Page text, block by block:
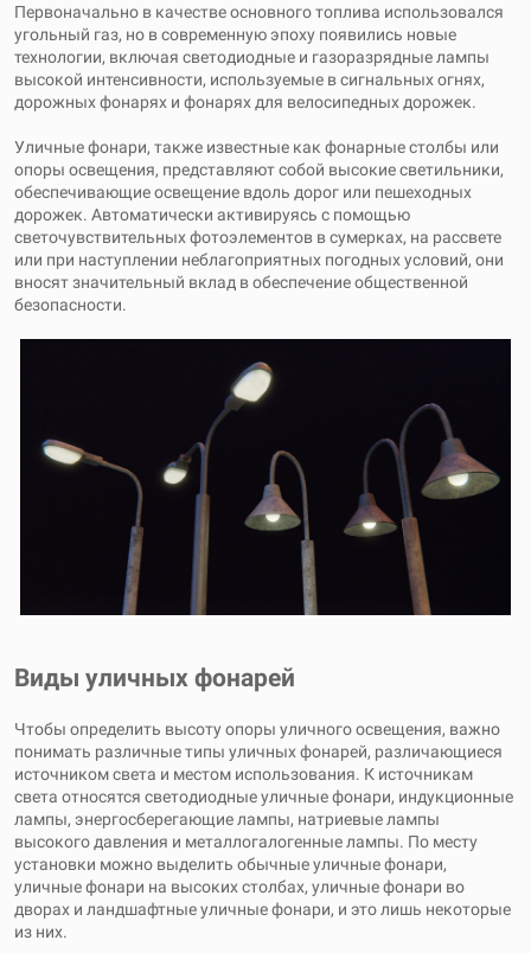
Первоначально в качестве основного топлива использовался
угольный газ, но в современную эпоху появились новые
технологии, включая светодиодные и газоразрядные лампы
высокой интенсивности, используемые в сигнальных огнях,
дорожных фонарях и фонарях для велосипедных дорожек.
Уличные фонари, также известные как фонарные столбы или
опоры освещения, представляют собой высокие светильники,
обеспечивающие освещение вдоль дорог или пешеходных
дорожек. Автоматически активируясь с помощью
светочувствительных фотоэлементов в сумерках, на рассвете
или при наступлении неблагоприятных погодных условий, они
вносят значительный вклад в обеспечение общественной
безопасности.
Виды уличных фонарей
Чтобы определить высоту опоры уличного освещения, важно
понимать различные типы уличных фонарей, различающиеся
источником света и местом использования. К источникам
света относятся светодиодные уличные фонари, индукционные
лампы, энергосберегающие лампы, натриевые лампы
высокого давления и металлогалогенные лампы. По месту
установки можно выделить обычные уличные фонари,
уличные фонари на высоких столбах, уличные фонари во
дворах и ландшафтные уличные фонари, и это лишь некоторые
из них.